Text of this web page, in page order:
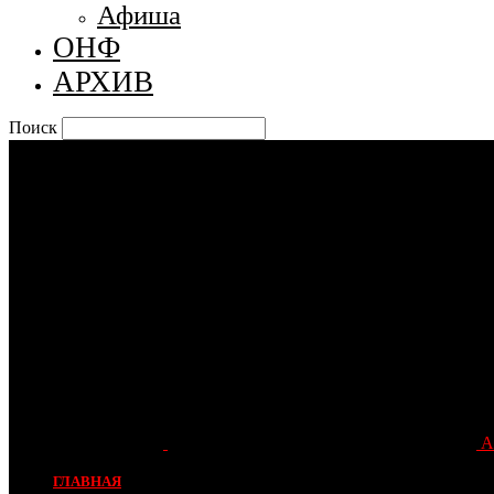
Афиша
ОНФ
АРХИВ
Поиск
ГЛАВНАЯ